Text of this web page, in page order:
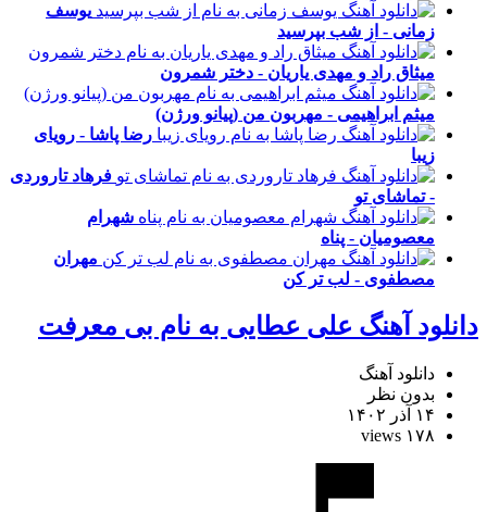
یوسف
زمانی - از شب بپرسید
میثاق راد و مهدی یاریان - دختر شمرون
میثم ابراهیمی - مهربون من (پیانو ورژن)
رضا پاشا - رویای
زیبا
فرهاد تاروردی
- تماشای تو
شهرام
معصومیان - پناه
مهران
مصطفوی - لب تر کن
دانلود آهنگ علی عطایی به نام بی معرفت
دانلود آهنگ
بدون نظر
۱۴ آذر ۱۴۰۲
۱۷۸ views